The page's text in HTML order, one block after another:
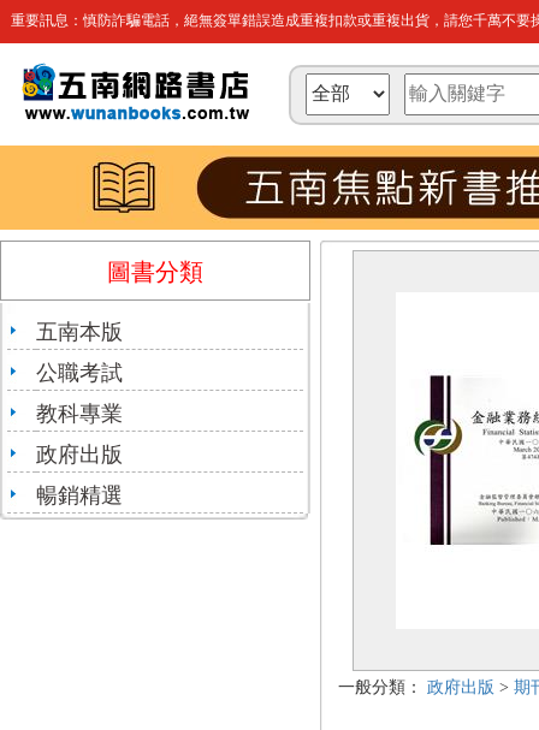
重要訊息：慎防詐騙電話，絕無簽單錯誤造成重複扣款或重複出貨，請您千萬不要
圖書分類
五南本版
公職考試
教科專業
政府出版
暢銷精選
一般分類： 政府出版 > 期